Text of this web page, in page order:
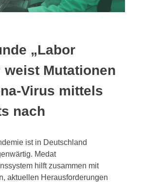
„Labor
weist Mutationen
Virus mittels
nach
ist in Deutschland
Medat
hilft zusammen mit
aktuellen Herausforderungen